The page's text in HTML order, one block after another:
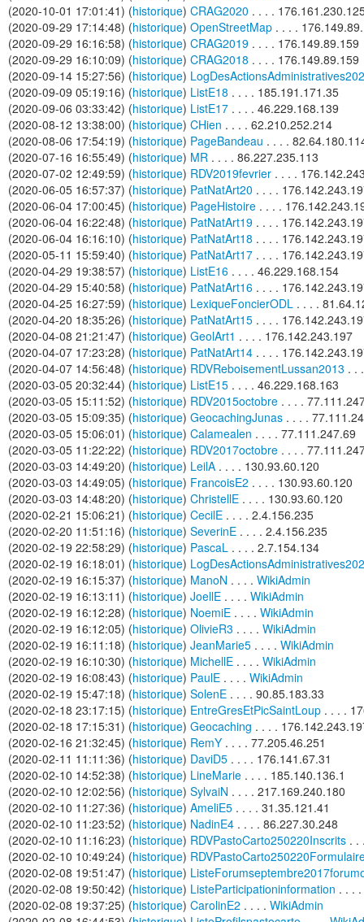
(2020-10-01 17:01:41) (historique) CRAG2020 . . . .
(2020-09-29 17:14:48) (historique) OpenStreetMap . . . .
(2020-09-29 16:16:58) (historique) CRAG2019 . . . . 176.149.89.159
(2020-09-29 16:10:09) (historique) CRAG2018 . . . . 176.149.89.159
(2020-09-14 15:27:56) (historique)
(2020-09-09 05:19:16) (historique) ListE18 . . . . 185.191.171.35
(2020-09-06 03:33:42) (historique) ListE17 . . . . 46.229.168.139
(2020-08-12 13:38:00) (historique) CHien . . . . 62.210.252.214
(2020-08-06 17:54:19) (historique) PageBandeau . . . .
(2020-07-16 16:55:49) (historique) MR . . . . 86.227.235.113
(2020-07-02 12:49:59) (historique) RDV2019fevrier . . . .
(2020-06-05 16:57:37) (historique) PatNatArt20 . . . .
(2020-06-04 17:00:45) (historique) PageHistoire . . . .
(2020-06-04 16:22:48) (historique) PatNatArt19 . . . .
(2020-06-04 16:16:10) (historique) PatNatArt18 . . . .
(2020-05-11 15:59:40) (historique) PatNatArt17 . . . .
(2020-04-29 19:38:57) (historique) ListE16 . . . . 46.229.168.154
(2020-04-29 15:40:58) (historique) PatNatArt16 . . . .
(2020-04-25 16:27:59) (historique) LexiqueFoncierODL . . . .
(2020-04-20 18:35:26) (historique) PatNatArt15 . . . .
(2020-04-08 21:21:47) (historique) GeolArt1 . . . . 176.142.243.197
(2020-04-07 17:23:28) (historique) PatNatArt14 . . . .
(2020-04-07 14:56:48) (historique) RDVReboisementLussan2013 . .
(2020-03-05 20:32:44) (historique) ListE15 . . . . 46.229.168.163
(2020-03-05 15:11:52) (historique) RDV2015octobre . . . .
(2020-03-05 15:09:35) (historique) GeocachingJunas . . . .
(2020-03-05 15:06:01) (historique) Calamealen . . . . 77.111.247.69
(2020-03-05 11:22:22) (historique) RDV2017octobre . . . .
(2020-03-03 14:49:20) (historique) LeilA . . . . 130.93.60.120
(2020-03-03 14:49:05) (historique) FrancoisE2 . . . . 130.93.60.120
(2020-03-03 14:48:20) (historique) ChristellE . . . . 130.93.60.120
(2020-02-21 15:06:21) (historique) CecilE . . . . 2.4.156.235
(2020-02-20 11:51:16) (historique) SeverinE . . . . 2.4.156.235
(2020-02-19 22:58:29) (historique) PascaL . . . . 2.7.154.134
(2020-02-19 16:18:01) (historique)
(2020-02-19 16:15:37) (historique) ManoN . . . . WikiAdmin
(2020-02-19 16:13:11) (historique) JoellE . . . . WikiAdmin
(2020-02-19 16:12:28) (historique) NoemiE . . . . WikiAdmin
(2020-02-19 16:12:05) (historique) OlivieR3 . . . . WikiAdmin
(2020-02-19 16:11:18) (historique) JeanMarie5 . . . . WikiAdmin
(2020-02-19 16:10:30) (historique) MichellE . . . . WikiAdmin
(2020-02-19 16:08:43) (historique) PaulE . . . . WikiAdmin
(2020-02-19 15:47:18) (historique) SolenE . . . . 90.85.183.33
(2020-02-18 23:17:15) (historique) EntreGresEtPicSaintLoup . . . .
(2020-02-18 17:15:31) (historique) Geocaching . . . .
(2020-02-16 21:32:45) (historique) RemY . . . . 77.205.46.251
(2020-02-11 11:11:36) (historique) DaviD5 . . . . 176.141.67.31
(2020-02-10 14:52:38) (historique) LineMarie . . . . 185.140.136.1
(2020-02-10 12:02:56) (historique) SylvaiN . . . . 217.169.240.180
(2020-02-10 11:27:36) (historique) AmeliE5 . . . . 31.35.121.41
(2020-02-10 11:23:52) (historique) NadinE4 . . . . 86.227.30.248
(2020-02-10 11:16:23) (historique) RDVPastoCarto250220Inscrits . .
(2020-02-10 10:49:24) (historique)
(2020-02-08 19:51:47) (historique)
(2020-02-08 19:50:42) (historique) ListeParticipationinformation . . . .
(2020-02-08 19:37:25) (historique) CarolinE2 . . . . WikiAdmin